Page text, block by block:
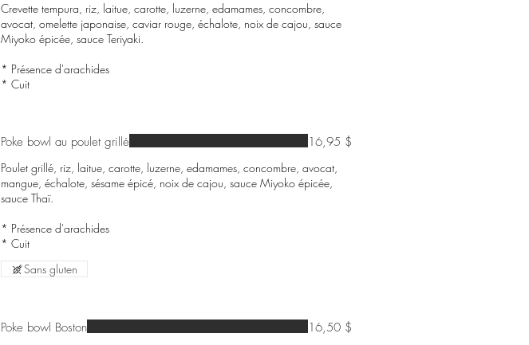
Crevette tempura, riz, laitue, carotte, luzerne, edamames, concombre,
avocat, omelette japonaise, caviar rouge, échalote, noix de cajou, sauce
Miyoko épicée, sauce Teriyaki.
* Présence d'arachides
Poke bowl au poulet grillé
Poulet grillé, riz, laitue, carotte, luzerne, edamames, concombre, avocat,
mangue, échalote, sésame épicé, noix de cajou, sauce Miyoko épicée,
sauce Thaï.
* Présence d'arachides
16,95 $
Sans gluten
Poke bowl Boston 16,50 $